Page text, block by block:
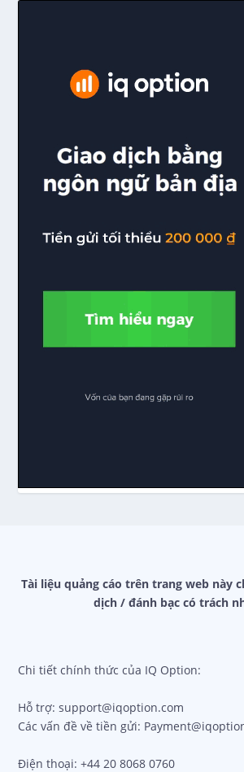
Tài liệu quảng cáo trên trang web này
dịch / đánh bạc có trách
Chi tiết chính thức của IQ Option:
Hỗ trợ: support@iqoption.com
Các vấn đề về tiền gửi:
Điện thoại: +44 20 8068 0760